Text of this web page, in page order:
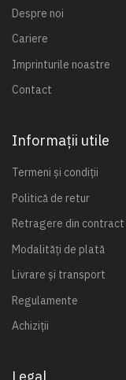
Despre noi
Cariere
Imprinturile noastre
Contact
Informații utile
Termeni și condiții
Politică de retur
Retragere din contract
Modalități de plată
Livrare și transport
Regulamente
Achiziții